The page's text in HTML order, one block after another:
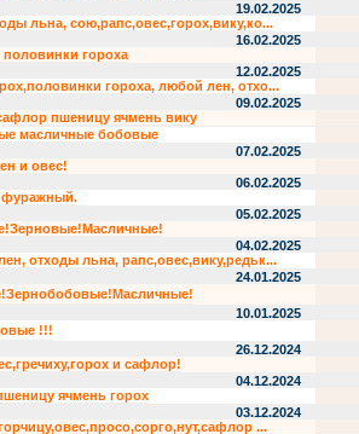
19.02.2025
льна, сою,рапс,овес,горох,вику,ко...
16.02.2025
гороха
12.02.2025
гороха, любой лен, отхо...
09.02.2025
пшеницу ячмень вику
масличные бобовые
07.02.2025
и овес!
06.02.2025
фуражный.
05.02.2025
04.02.2025
отходы льна, рапс,овес,вику,редьк...
24.01.2025
10.01.2025
!!!
26.12.2024
и сафлор!
04.12.2024
ячмень горох
03.12.2024
...